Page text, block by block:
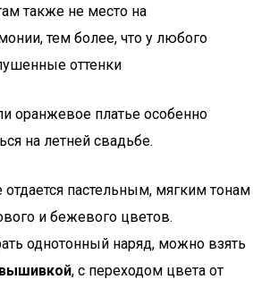
также не место на
тем более, что у любого
оттенки
оранжевое платье особенно
на летней свадьбе.
пастельным, мягким тонам
и бежевого цветов.
однотонный наряд, можно взять
, с переходом цвета от